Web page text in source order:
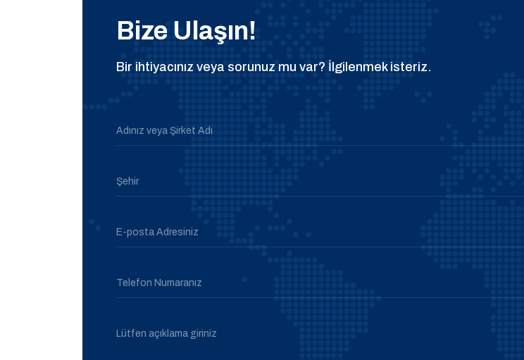
Bize Ulaşın!
Bir ihtiyacınız veya sorunuz mu var? İlgilenmek isteriz.
Adınız veya Şirket Adı
Şehir
E-posta Adresiniz
Telefon Numaranız
Lütfen açıklama giriniz